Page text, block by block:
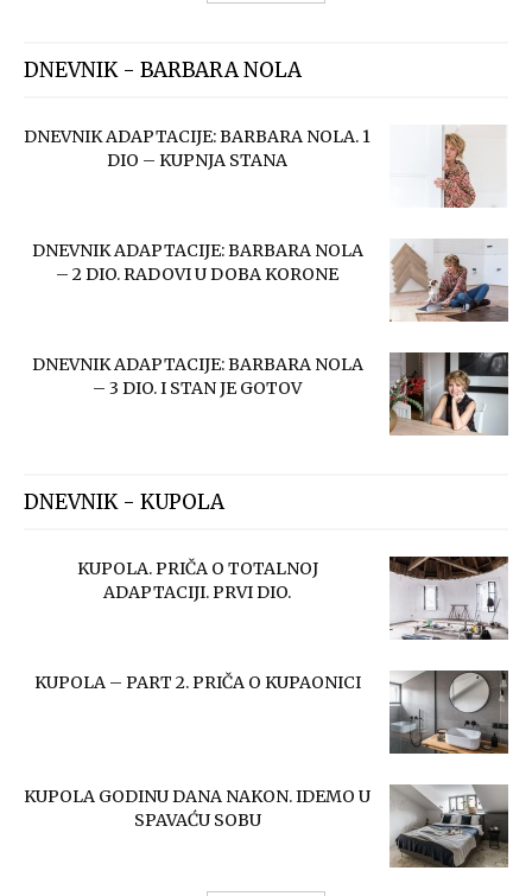
DNEVNIK - BARBARA NOLA
DNEVNIK ADAPTACIJE: BARBARA NOLA. 1
DIO – KUPNJA STANA
DNEVNIK ADAPTACIJE: BARBARA NOLA
– 2 DIO. RADOVI U DOBA KORONE
DNEVNIK ADAPTACIJE: BARBARA NOLA
– 3 DIO. I STAN JE GOTOV
DNEVNIK - KUPOLA
KUPOLA. PRIČA O TOTALNOJ
ADAPTACIJI. PRVI DIO.
KUPOLA – PART 2. PRIČA O KUPAONICI
KUPOLA GODINU DANA NAKON. IDEMO U
SPAVAĆU SOBU